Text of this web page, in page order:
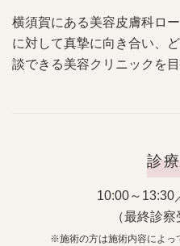
横須賀にある美容皮膚科ロ
に対して真摯に向き合い、
談できる美容クリニックを
診
10:00～13:30
（最終診察
※施術の方は施術内容によっ